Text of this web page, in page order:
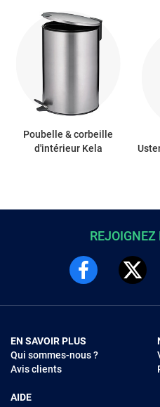
Poubelle & corbeille
d'intérieur Kela
REJOIGNEZ
EN SAVOIR PLUS
Qui sommes-nous ?
Avis clients
AIDE